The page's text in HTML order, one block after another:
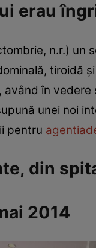
erau
n.r.)
tiroidă
în
unei noi
pentru
din
2014